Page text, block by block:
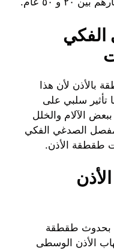
الفكي
بالأذن لأن هذا
تأثير سلبي على
الآلام والخلل
الصدغي الفكي
طقطقة الأذن.
بحدوث طقطقة
الأذن الوسطى